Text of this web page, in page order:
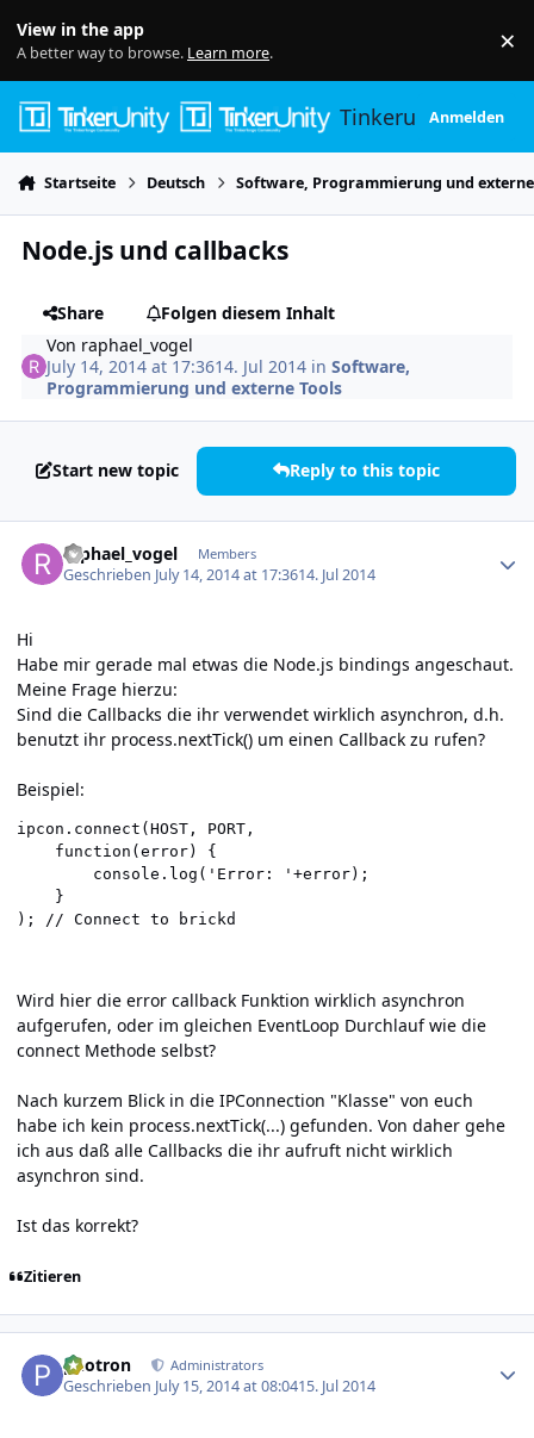
View in the app
A better way to browse. Learn more. ×
TinkerunityAnmelden
Startseite Deutsch Software, Programmierung und
Node.js und callbacks
Share
Folgen diesem Inhalt
Von raphael_vogel
July 14, 2014 at 17:3614. Jul 2014 inSoftware,
Programmierung und externe Tools
Start new topic Reply to this topic
raphael_vogel Members
Geschrieben July 14, 2014 at 17:3614. Jul 2014
Hi
Habe mir gerade mal etwas die Node.js bindings angeschaut.
Meine Frage hierzu:
Sind die Callbacks die ihr verwendet wirklich asynchron, d.h.
benutzt ihr process.nextTick() um einen Callback zu rufen?
Beispiel:
ipcon.connect(HOST, PORT,
function(error) {
console.log('Error: '+error);
}
Wird hier die error callback Funktion wirklich asynchron
aufgerufen, oder im gleichen EventLoop Durchlauf wie die
connect Methode selbst?
Nach kurzem Blick in die IPConnection "Klasse" von euch
habe ich kein process.nextTick(...) gefunden. Von daher gehe
ich aus daß alle Callbacks die ihr aufruft nicht wirklich
asynchron sind.
Ist das korrekt?
Zitieren
photron Administrators
Geschrieben July 15, 2014 at 08:0415. Jul 2014